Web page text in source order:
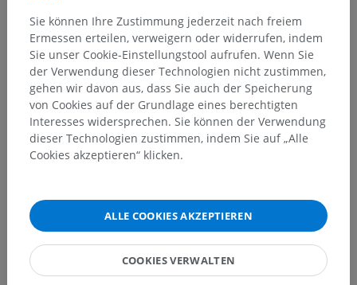
Sie können Ihre Zustimmung jederzeit nach freiem
Ermessen erteilen, verweigern oder widerrufen, indem
Sie unser Cookie-Einstellungstool aufrufen. Wenn Sie
der Verwendung dieser Technologien nicht zustimmen,
gehen wir davon aus, dass Sie auch der Speicherung
von Cookies auf der Grundlage eines berechtigten
Interesses widersprechen. Sie können der Verwendung
dieser Technologien zustimmen, indem Sie auf „Alle
Cookies akzeptieren“ klicken.
ALLE COOKIES AKZEPTIEREN
COOKIES VERWALTEN